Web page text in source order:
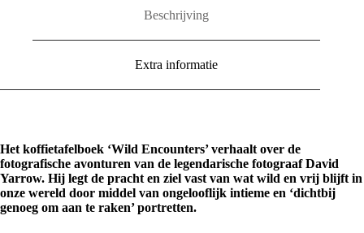
Beschrijving
Extra informatie
Het koffietafelboek ‘Wild Encounters’ verhaalt over de
fotografische avonturen van de legendarische fotograaf David
Yarrow. Hij legt de pracht en ziel vast van wat wild en vrij blijft in
onze wereld door middel van ongelooflijk intieme en ‘dichtbij
genoeg om aan te raken’ portretten.